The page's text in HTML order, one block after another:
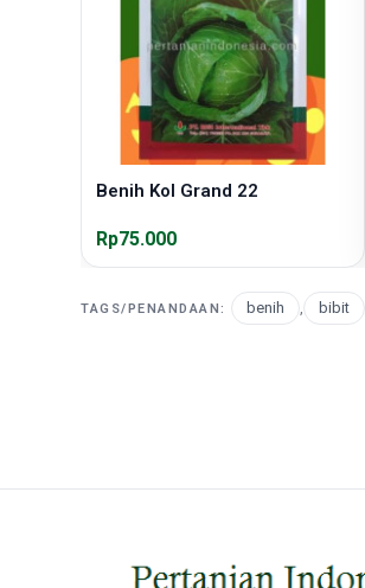
Benih Kol Grand 22
Rp75.000
TAGS/PENANDAAN: benih , bibit